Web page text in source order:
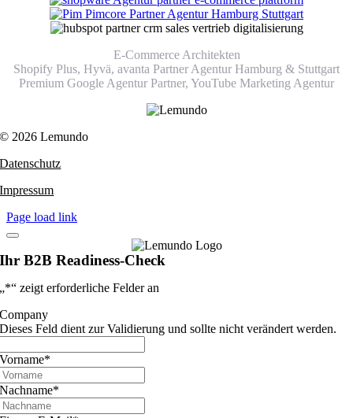
E-Commerce Architekten
Shopify Plus, Hyvä, avanta Partner Agentur Hamburg & Stuttgart
Premium Google Agentur Partner, YouTube Marketing Agentur
© 2026 Lemundo
Datenschutz
Impressum
Page load link
Ihr B2B Readiness-Check
„*“ zeigt erforderliche Felder an
Company
Dieses Feld dient zur Validierung und sollte nicht verändert werden.
Vorname*
Nachname*